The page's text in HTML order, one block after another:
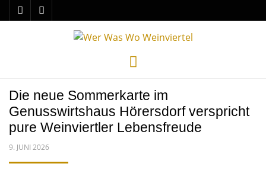
Die neue Sommerkarte im
Genusswirtshaus Hörersdorf verspricht
pure Weinviertler Lebensfreude
POSTED
9. JUNI 2026